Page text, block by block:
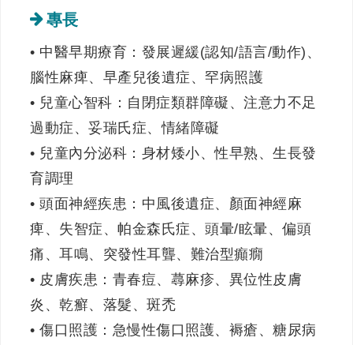
專長
• 中醫早期療育：發展遲緩(認知/語言/動作)、
腦性麻痺、早產兒後遺症、罕病照護
• 兒童心智科：自閉症類群障礙、注意力不足
過動症、妥瑞氏症、情緒障礙
• 兒童內分泌科：身材矮小、性早熟、生長發
育調理
• 頭面神經疾患：中風後遺症、顏面神經麻
痺、失智症、帕金森氏症、頭暈/眩暈、偏頭
痛、耳鳴、突發性耳聾、難治型癲癇
• 皮膚疾患：青春痘、蕁麻疹、異位性皮膚
炎、乾癬、落髮、斑禿
• 傷口照護：急慢性傷口照護、褥瘡、糖尿病